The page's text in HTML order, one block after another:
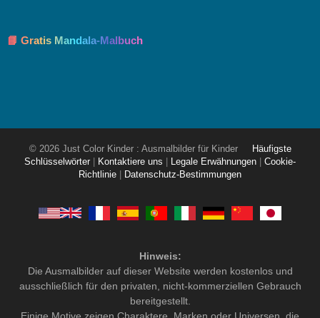
📘 Gratis Mandala-Malbuch
© 2026 Just Color Kinder : Ausmalbilder für Kinder
Häufigste
Schlüsselwörter
Kontaktiere uns Legale Erwähnungen
Cookie-
Richtlinie
Datenschutz-Bestimmungen
Hinweis:
Die Ausmalbilder auf dieser Website werden kostenlos und
ausschließlich für den privaten, nicht-kommerziellen Gebrauch
bereitgestellt.